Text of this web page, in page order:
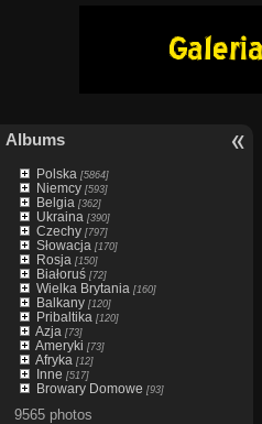
Albums
Polska [5864]
Niemcy[593]
Belgia [362]
Ukraina [390]
Czechy[797]
Słowacja [170]
Rosja [150]
Białoruś[72]
Wielka Brytania [160]
Balkany[120]
Pribaltika [120]
Azja [73]
Ameryki [73]
Afryka [12]
Inne [517]
Browary Domowe [93]
9565 photos